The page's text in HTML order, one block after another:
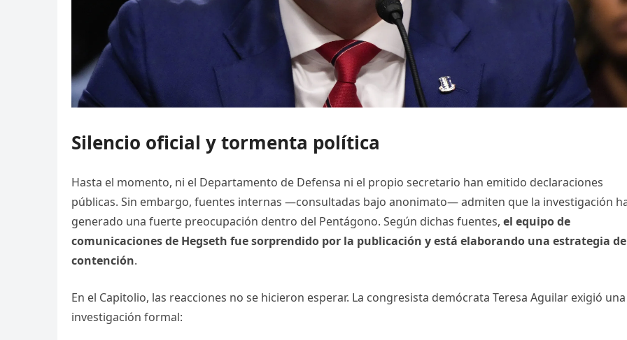
Silencio oficial y tormenta política
Hasta el momento, ni el Departamento de Defensa ni el propio secretario han emitido declaraciones
públicas. Sin embargo, fuentes internas —consultadas bajo anonimato— admiten que la investigación
generado una fuerte preocupación dentro del Pentágono. Según dichas fuentes, el equipo de
comunicaciones de Hegseth fue sorprendido por la publicación y está elaborando una estrategia de
contención.
En el Capitolio, las reacciones no se hicieron esperar. La congresista demócrata Teresa Aguilar exigió una
investigación formal: